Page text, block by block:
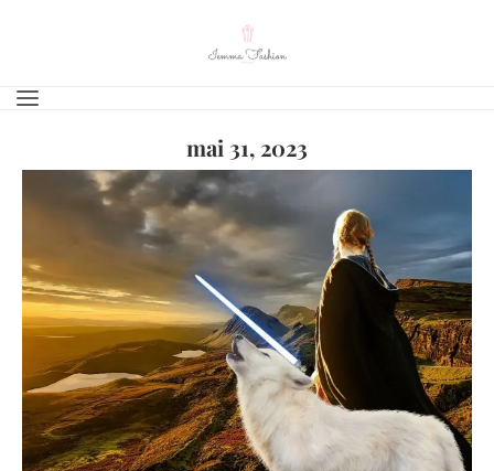
mai 31, 2023